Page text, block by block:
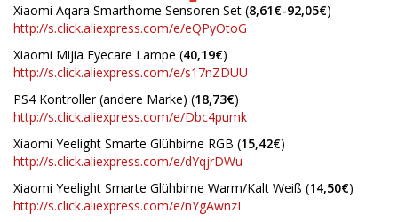
Xiaomi Aqara Smarthome Sensoren Set (8,61€-92,05€)
http://s.click.aliexpress.com/e/eQPyOtoG
Xiaomi Mijia Eyecare Lampe (40,19€)
http://s.click.aliexpress.com/e/s17nZDUU
PS4 Kontroller (andere Marke) (18,73€)
http://s.click.aliexpress.com/e/Dbc4pumk
Xiaomi Yeelight Smarte Glühbirne RGB (15,42€)
http://s.click.aliexpress.com/e/dYqjrDWu
Xiaomi Yeelight Smarte Glühbirne Warm/Kalt Weiß (14,50€)
http://s.click.aliexpress.com/e/nYgAwnzI